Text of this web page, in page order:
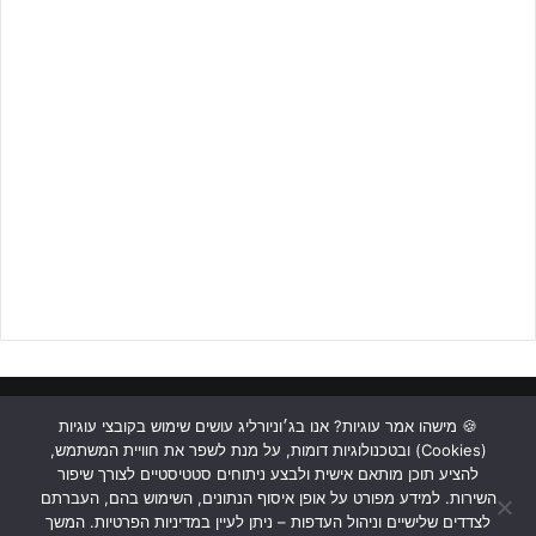
לפרסום באתר ג'וניורליג – לחצו על הבאנר!!!
ראשי כתבות תכנים מקצועיים תנאי שימוש
מדיניות אבטחה
כתבו לנו
Facebook
YouTube
Instagram
🍪 מישהו אמר עוגיות? אנו בג׳וניורליג עושים שימוש בקובצי עוגיות
(Cookies) ובטכנולוגיות דומות, על מנת לשפר את חוויית המשתמש,
להציע תוכן מותאם אישית ולבצע ניתוחים סטטיסטיים לצורך שיפור
השירות. למידע מפורט על אופן איסוף הנתונים, השימוש בהם, העברתם
לצדדים שלישיים וניהול העדפות – ניתן לעיין במדיניות הפרטיות. המשך